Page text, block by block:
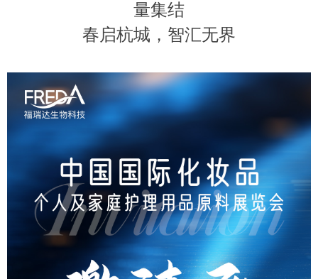
量集结
春启杭城，智汇无界